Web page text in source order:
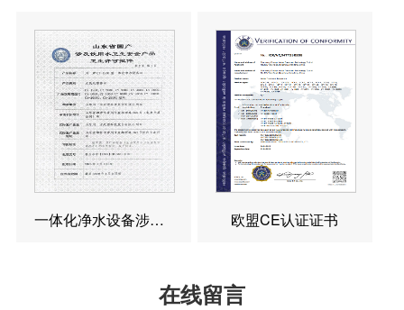
一体化净水设备涉水卫生许可批件 欧盟CE认证证书
在线留言